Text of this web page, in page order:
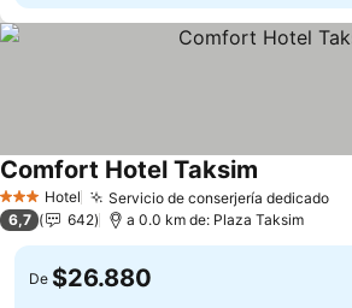
3 Estrellas
Hotel Servicio de conserjería dedicado
Comfort Hotel Taksim
6,7 642 a 0.0 km de: Plaza Taksim
De $26.880